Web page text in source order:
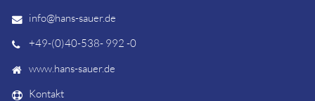
info@hans-sauer.de
+49-(0)40-538- 992 -0
www.hans-sauer.de
Kontakt